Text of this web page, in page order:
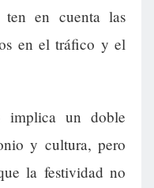
ten en cuenta las
en el tráfico y el
implica un doble
y cultura, pero
la festividad no